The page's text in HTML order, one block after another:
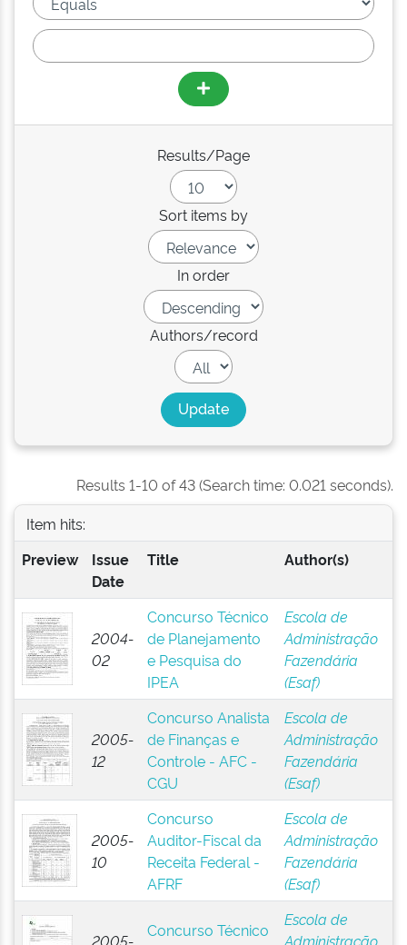
Results/Page
Sort items by
In order
Authors/record
Results 1-10 of 43 (Search time: 0.021 seconds).
Item hits:
Preview
Issue
Date
Title Author(s)
2004-
02
Concurso Técnico
de Planejamento
e Pesquisa do
IPEA
Escola de
Administração
Fazendária
(Esaf)
2005-
12
Concurso Analista
de Finanças e
Controle - AFC -
CGU
Escola de
Administração
Fazendária
(Esaf)
2005-
10
Concurso
Auditor-Fiscal da
Receita Federal -
AFRF
Escola de
Administração
Fazendária
(Esaf)
2005-
Concurso Técnico
Escola de
Administração